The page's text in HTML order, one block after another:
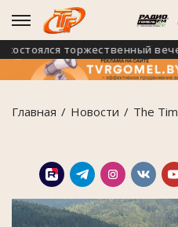
торжественный
Главная Новости The